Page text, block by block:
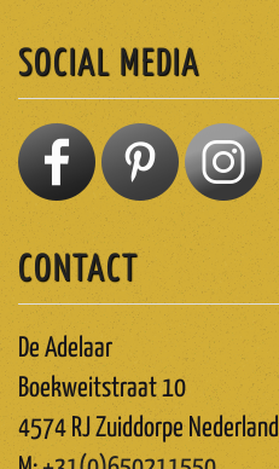
SOCIAL MEDIA
CONTACT
De Adelaar
Boekweitstraat 10
4574 RJ Zuiddorpe Nederland